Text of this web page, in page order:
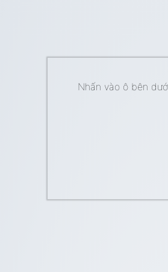
Nhấn vào ô bên